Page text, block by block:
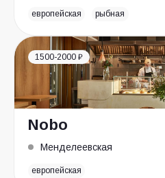
европейская рыбная
1500-2000 ₽
Nobo
Менделеевская
европейская